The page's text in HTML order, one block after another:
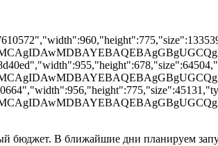
бюджет. В ближайшие дни планируем